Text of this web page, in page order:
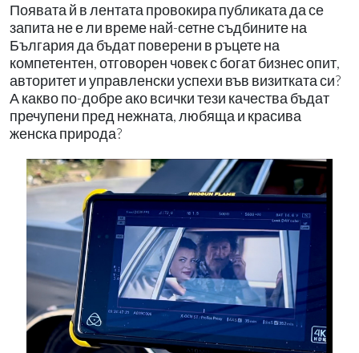
Появата й в лентата провокира публиката да се
запита не е ли време най-сетне съдбините на
България да бъдат поверени в ръцете на
компетентен, отговорен човек с богат бизнес опит,
авторитет и управленски успехи във визитката си?
А какво по-добре ако всички тези качества бъдат
пречупени пред нежната, любяща и красива
женска природа?